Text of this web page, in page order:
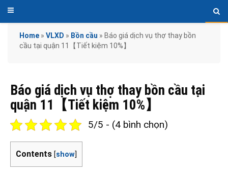
Home » VLXD » Bồn cầu » Báo giá dịch vụ thợ thay bồn
cầu tại quận 11【Tiết kiệm 10%】
Báo giá dịch vụ thợ thay bồn cầu tại
quận 11【Tiết kiệm 10%】
5/5 - (4 bình chọn)
Contents [show]